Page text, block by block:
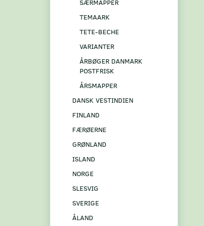
SÆRMAPPER
TEMAARK
TETE-BECHE
VARIANTER
ÅRBØGER DANMARK
POSTFRISK
ÅRSMAPPER
DANSK VESTINDIEN
FINLAND
FÆRØERNE
GRØNLAND
ISLAND
NORGE
SLESVIG
SVERIGE
ÅLAND